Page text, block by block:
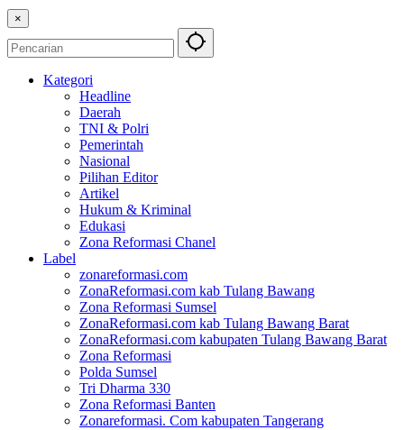
×
Kategori
Headline
Daerah
TNI & Polri
Pemerintah
Nasional
Pilihan Editor
Artikel
Hukum & Kriminal
Edukasi
Zona Reformasi Chanel
Label
zonareformasi.com
ZonaReformasi.com kab Tulang Bawang
Zona Reformasi Sumsel
ZonaReformasi.com kab Tulang Bawang Barat
ZonaReformasi.com kabupaten Tulang Bawang Barat
Zona Reformasi
Polda Sumsel
Tri Dharma 330
Zona Reformasi Banten
Zonareformasi. Com kabupaten Tangerang